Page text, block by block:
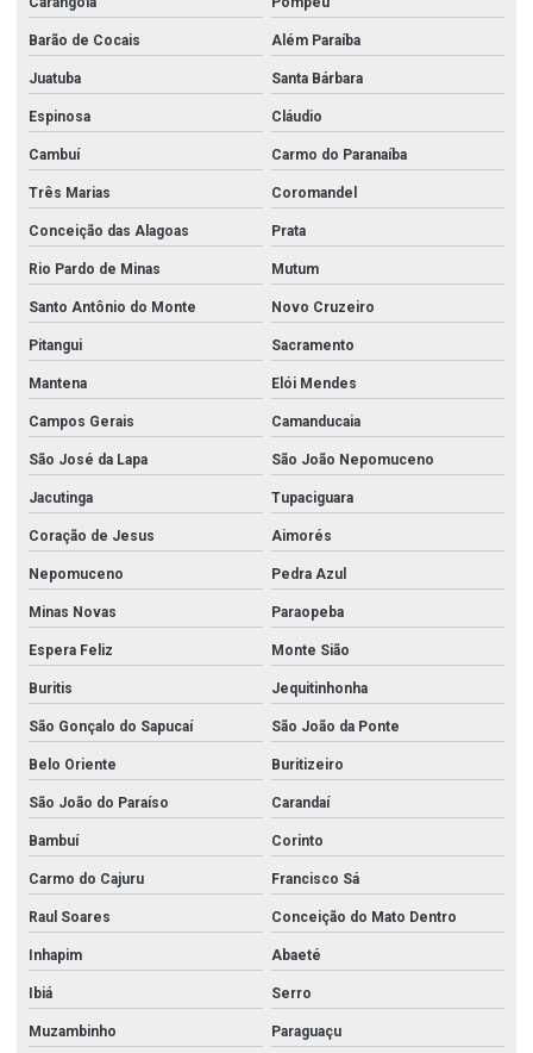
Barão de Cocais Além Paraíba
Juatuba Santa Bárbara
Espinosa Cláudio
Cambuí Carmo do Paranaíba
Três Marias Coromandel
Conceição das Alagoas Prata
Rio Pardo de Minas Mutum
Santo Antônio do Monte Novo Cruzeiro
Pitangui Sacramento
Mantena Elói Mendes
Campos Gerais Camanducaia
São José da Lapa São João Nepomuceno
Jacutinga Tupaciguara
Coração de Jesus Aimorés
Nepomuceno Pedra Azul
Minas Novas Paraopeba
Espera Feliz Monte Sião
Buritis Jequitinhonha
São Gonçalo do Sapucaí São João da Ponte
Belo Oriente Buritizeiro
São João do Paraíso Carandaí
Bambuí Corinto
Carmo do Cajuru Francisco Sá
Raul Soares Conceição do Mato Dentro
Inhapim Abaeté
Ibiá Serro
Muzambinho Paraguaçu